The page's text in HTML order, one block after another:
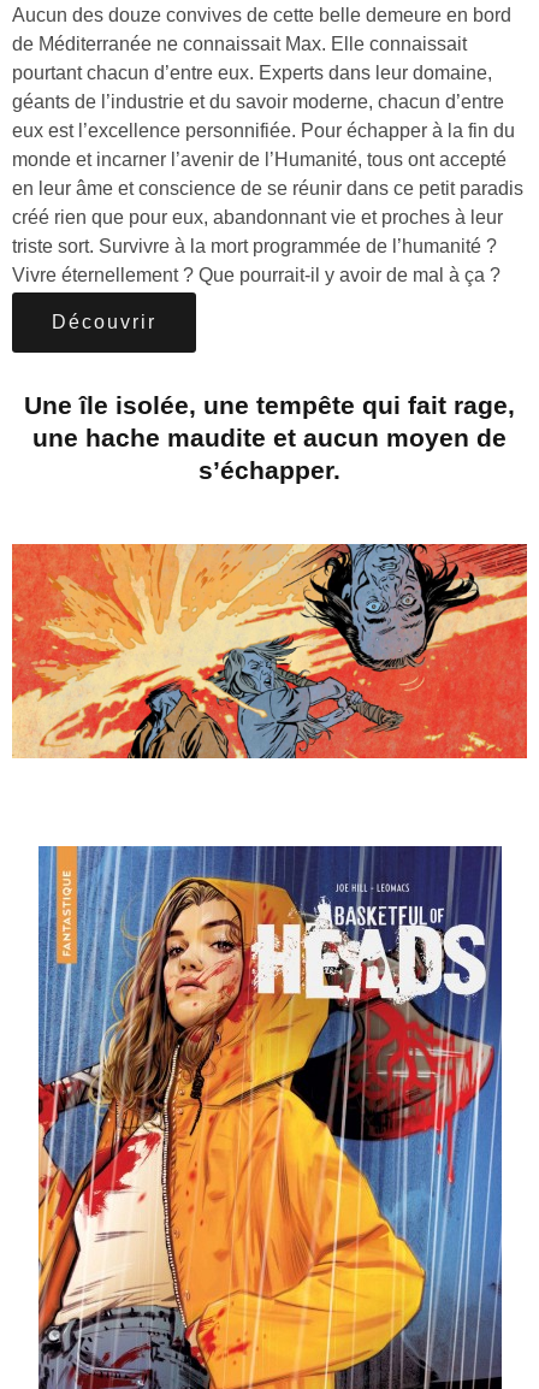
Aucun des douze convives de cette belle demeure en bord
de Méditerranée ne connaissait Max. Elle connaissait
pourtant chacun d’entre eux. Experts dans leur domaine,
géants de l’industrie et du savoir moderne, chacun d’entre
eux est l’excellence personnifiée. Pour échapper à la fin du
monde et incarner l’avenir de l’Humanité, tous ont accepté
en leur âme et conscience de se réunir dans ce petit paradis
créé rien que pour eux, abandonnant vie et proches à leur
triste sort. Survivre à la mort programmée de l’humanité ?
Vivre éternellement ? Que pourrait-il y avoir de mal à ça ?
Découvrir
Une île isolée, une tempête qui fait rage,
une hache maudite et aucun moyen de
s’échapper.